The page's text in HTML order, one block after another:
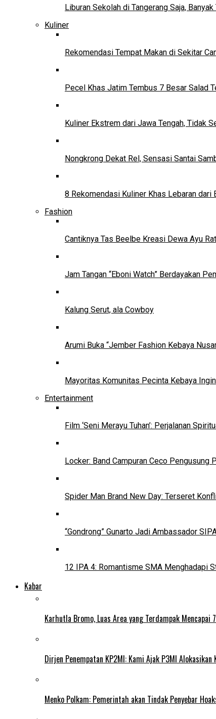
Liburan Sekolah di Tangerang Saja,
Kuliner
Rekomendasi Tempat Makan di Sekitar
Pecel Khas Jatim Tembus 7 Besar Salad
Kuliner Ekstrem dari Jawa Tengah, Tidak
Nongkrong Dekat Rel, Sensasi Santai
8 Rekomendasi Kuliner Khas Lebaran dari
Fashion
Cantiknya Tas Beelbe Kreasi Dewa Ayu
Jam Tangan “Eboni Watch” Berdayakan
Kalung Serut, ala Cowboy
Arumi Buka “Jember Fashion Kebaya
Mayoritas Komunitas Pecinta Kebaya
Entertainment
Film ‘Seni Merayu Tuhan’: Perjalanan
Locker: Band Campuran Ceco Pengusung
Spider Man Brand New Day: Terseret
“Gondrong” Gunarto Jadi Ambassador
12 IPA 4: Romantisme SMA Menghadapi
Kabar
Karhutla Bromo, Luas Area yang Terdampak Mencapai
Dirjen Penempatan KP2MI: Kami Ajak P3MI Alokasikan
Menko Polkam: Pemerintah akan Tindak Penyebar